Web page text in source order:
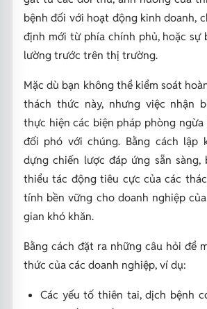
bệnh đối với hoạt động kinh doanh,
định mới từ phía chính phủ, hoặc sự
lường trước trên thị trường.
Mặc dù bạn không thể kiểm soát
thách thức này, nhưng việc nhận
thực hiện các biện pháp phòng
đối phó với chúng. Bằng cách lập
dựng chiến lược đáp ứng sẵn sàng,
thiểu tác động tiêu cực của các
tính bền vững cho doanh nghiệp
gian khó khăn.
Bằng cách đặt ra những câu hỏi để
thức của các doanh nghiệp, ví dụ:
Các yếu tố thiên tai, dịch bệnh